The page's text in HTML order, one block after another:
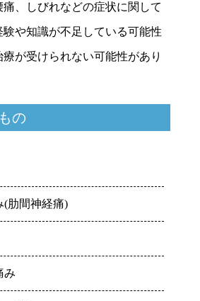
、しびれなどの症状に関して
や知識が不足している可能性
が受けられない可能性があり
の
(肋間神経痛)
み